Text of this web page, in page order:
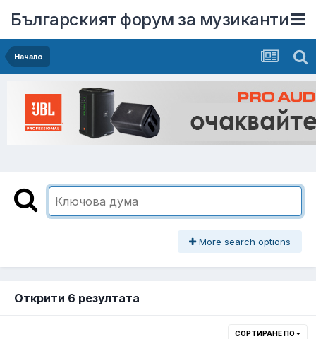
Българският форум за музиканти
Начало
More search options
Открити 6 резултата
СОРТИРАНЕ ПО